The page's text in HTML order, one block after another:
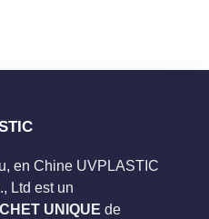
en Chine UVPLASTIC
Ltd est un
UNIQUE de